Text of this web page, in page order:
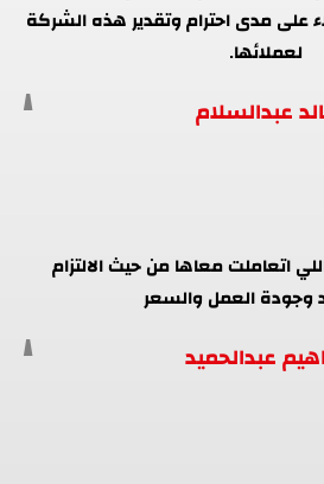
على مدى احترام وتقدير هذه الشركة
لعملائها.
عبدالسلام
اتعاملت معاها من حيث الالتزام
وجودة العمل والسعر
عبدالحميد